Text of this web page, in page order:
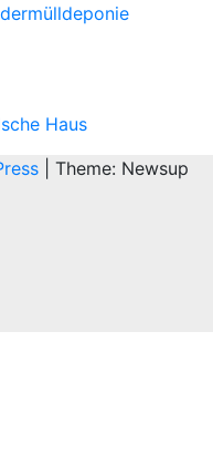
Haus
Theme: Newsup